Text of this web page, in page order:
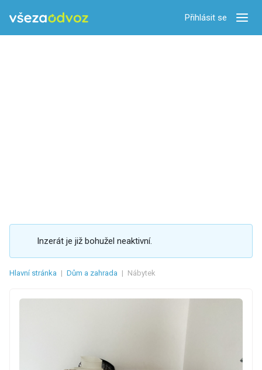
Přihlásit se
Inzerát je již bohužel neaktivní.
Hlavní stránka | Dům a zahrada | Nábytek